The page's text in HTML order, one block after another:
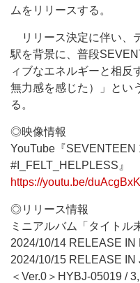
ムをリリースする。
リリース決定に伴い、
駅を背景に、普段
ィブなエネルギーと相反
無力感を感じた）」とい
る。
◎映像情報
YouTube『SEVENTEEN
#I_FELT_HELPLESS』
https://youtu.be/
◎リリース情報
ミニアルバム「タイトル
2024/10/14 RELEASE IN
2024/10/15 RELEASE IN
＜Ver.0＞HYBJ-05019 /